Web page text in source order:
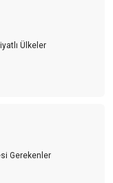
Ülkeler
Gerekenler